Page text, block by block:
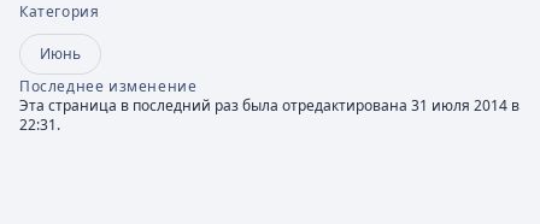
Категория
Июнь
Последнее изменение
Эта страница в последний раз была отредактирована 31 июля 2014 в
22:31.